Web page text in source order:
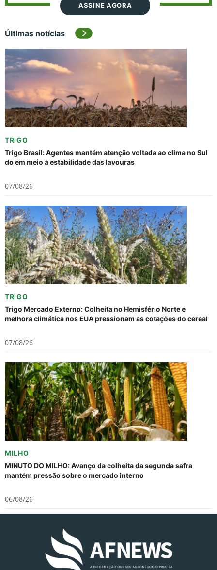
ASSINE AGORA
Últimas notícias
TRIGO
Trigo Brasil: Agentes mantém atenção voltada ao clima no Sul
do em meio à estabilidade das lavouras
07/08/26
TRIGO
Trigo Mercado Externo: Colheita no Hemisfério Norte e
melhora climática nos EUA pressionam as cotações do cereal
07/08/26
MILHO
MINUTO DO MILHO: Avanço da colheita da segunda safra
mantém pressão sobre o mercado interno
06/08/26